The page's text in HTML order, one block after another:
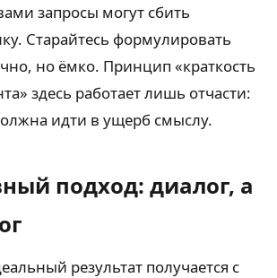
запросы могут сбить
Старайтесь формулировать
но ёмко. Принцип «краткость
здесь работает лишь отчасти:
идти в ущерб смыслу.
подход: диалог, а
результат получается с